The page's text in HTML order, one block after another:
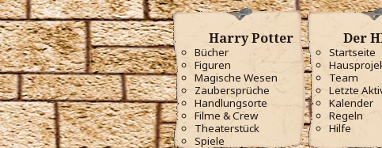
Harry Potter
Bücher
Figuren
Magische Wesen
Zaubersprüche
Handlungsorte
Filme & Crew
Theaterstück
Spiele
Der
Startseite
Team
Letzte
Kalender
Regeln
Hilfe